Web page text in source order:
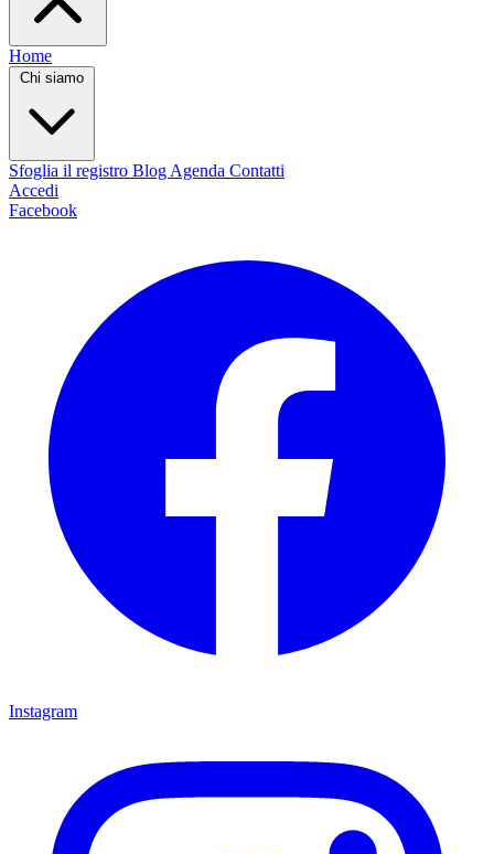
Home
Chi siamo
Sfoglia il registro Blog Agenda Contatti
Accedi
Facebook
Instagram